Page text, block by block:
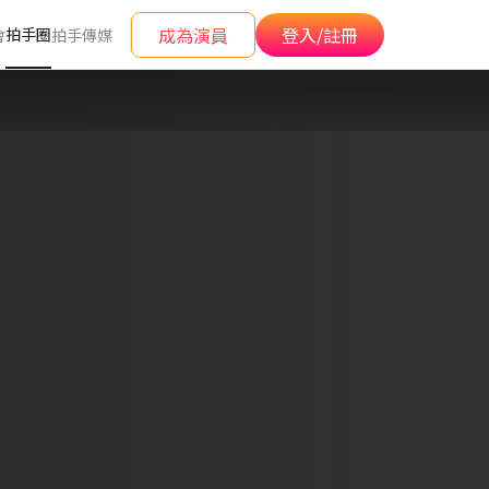
拍手圈拍手傳媒 成為演員 登入/註冊